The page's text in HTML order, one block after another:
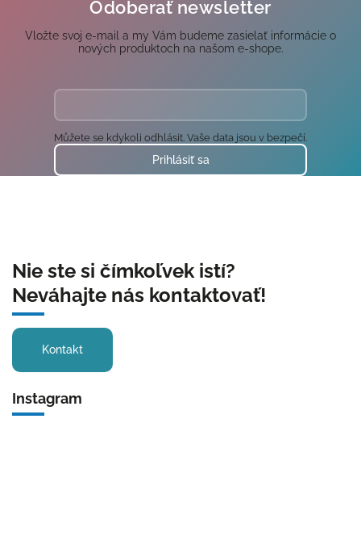
Odoberať newsletter
Vložte svoj e-mail a my Vám budeme zasielať informácie o
nových produktoch na našom e-shope.
Můžete se kdykoli odhlásit. Vaše data jsou v bezpečí.
Prihlásiť sa
Nie ste si čímkoľvek istí?
Neváhajte nás kontaktovať!
Kontakt
Instagram